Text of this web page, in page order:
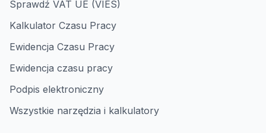
Sprawdź VAT UE (VIES)
Kalkulator Czasu Pracy
Ewidencja Czasu Pracy
Ewidencja czasu pracy
Podpis elektroniczny
Wszystkie narzędzia i kalkulatory